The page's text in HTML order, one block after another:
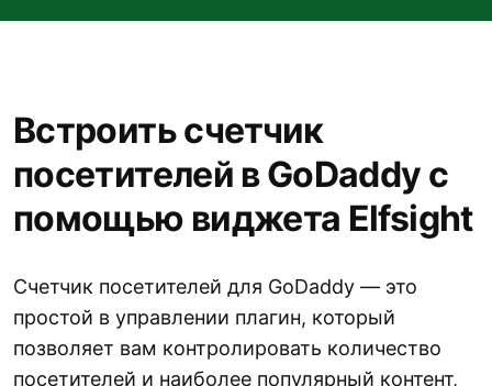
Встроить счетчик
посетителей в GoDaddy с
помощью виджета Elfsight
Счетчик посетителей для GoDaddy — это
простой в управлении плагин, который
позволяет вам контролировать количество
посетителей и наиболее популярный контент,